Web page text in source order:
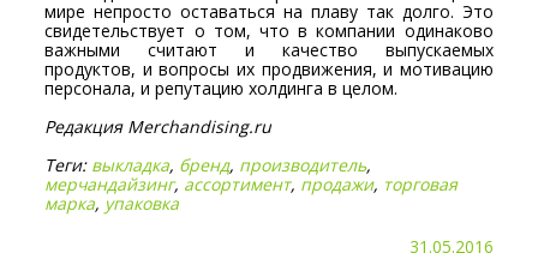
мире непросто оставаться на плаву так долго. Это
свидетельствует о том, что в компании одинаково
важными считают и качество выпускаемых
продуктов, и вопросы их продвижения, и мотивацию
персонала, и репутацию холдинга в целом.
Редакция Merchandising.ru
Теги: выкладка, бренд, производитель,
мерчандайзинг, ассортимент, продажи, торговая
марка, упаковка
31.05.2016